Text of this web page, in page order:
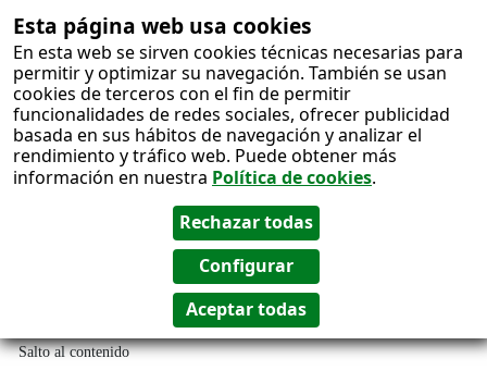
Esta página web usa cookies
En esta web se sirven cookies técnicas necesarias para
permitir y optimizar su navegación. También se usan
cookies de terceros con el fin de permitir
funcionalidades de redes sociales, ofrecer publicidad
basada en sus hábitos de navegación y analizar el
rendimiento y tráfico web. Puede obtener más
información en nuestra Política de cookies.
Salto al contenido